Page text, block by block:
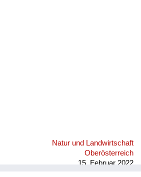
Natur und Landwirtschaft
Oberösterreich
15. Februar 2022